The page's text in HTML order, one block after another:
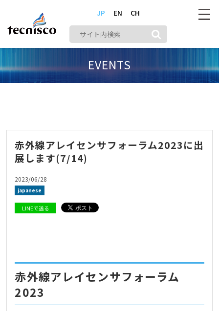
JP EN CH
EVENTS
赤外線アレイセンサフォーラム2023に出
展します(7/14)
2023/06/28
japanese
LINEで送る
赤外線アレイセンサフォーラム
2023